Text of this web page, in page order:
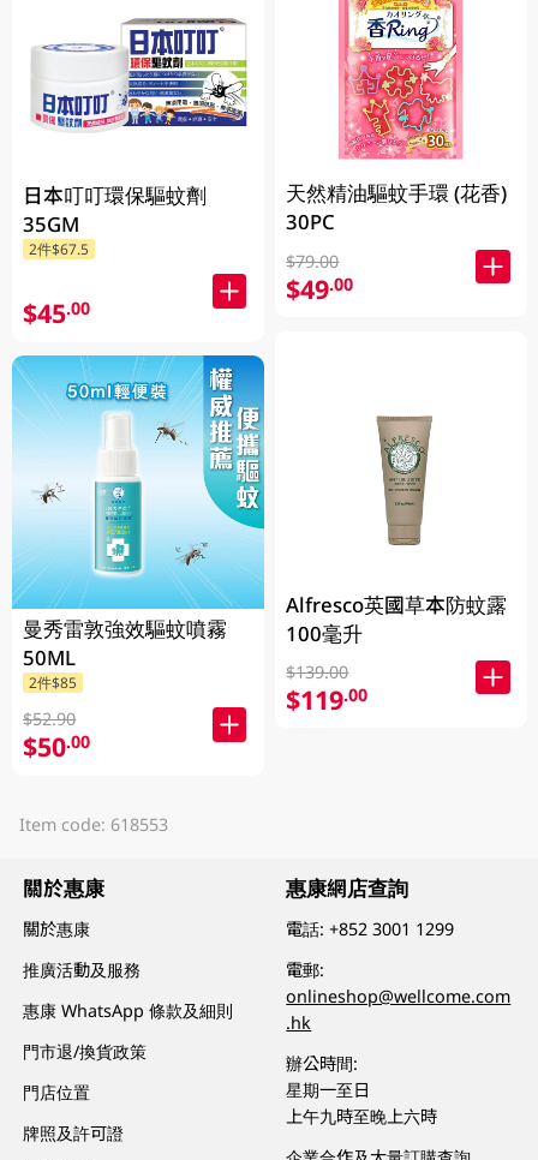
日本叮叮環保驅蚊劑
35GM
2件$67.5
$45.00
曼秀雷敦強效驅蚊噴霧
50ML
2件$85
$52.90
$50.00
天然精油驅蚊手環 (花香)
30PC
$79.00
$49.00
Alfresco英國草本防蚊露
100毫升
$139.00
$119.00
Item code: 618553
關於惠康
關於惠康
推廣活動及服務
惠康 WhatsApp 條款及細則
門市退/換貨政策
門店位置
牌照及許可證
惠康網店查詢
電話:+852 3001 1299
電郵:
onlineshop@wellcome.com
.hk
辦公時間:
星期一至日
上午九時至晚上六時